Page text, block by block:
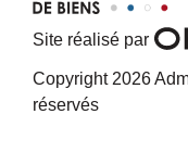
Site réalisé par
Copyright 2026
réservés